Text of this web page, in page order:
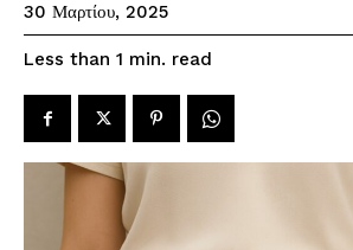
30 Μαρτίου, 2025
Less than 1 min. read